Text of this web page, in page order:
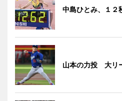
中島ひとみ、１２
山本の力投 大リ